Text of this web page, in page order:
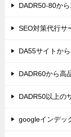
DADR50-80か
SEO対策代行
DA55サイトか
DADR60から高
DADR50以上の
googleインデッ